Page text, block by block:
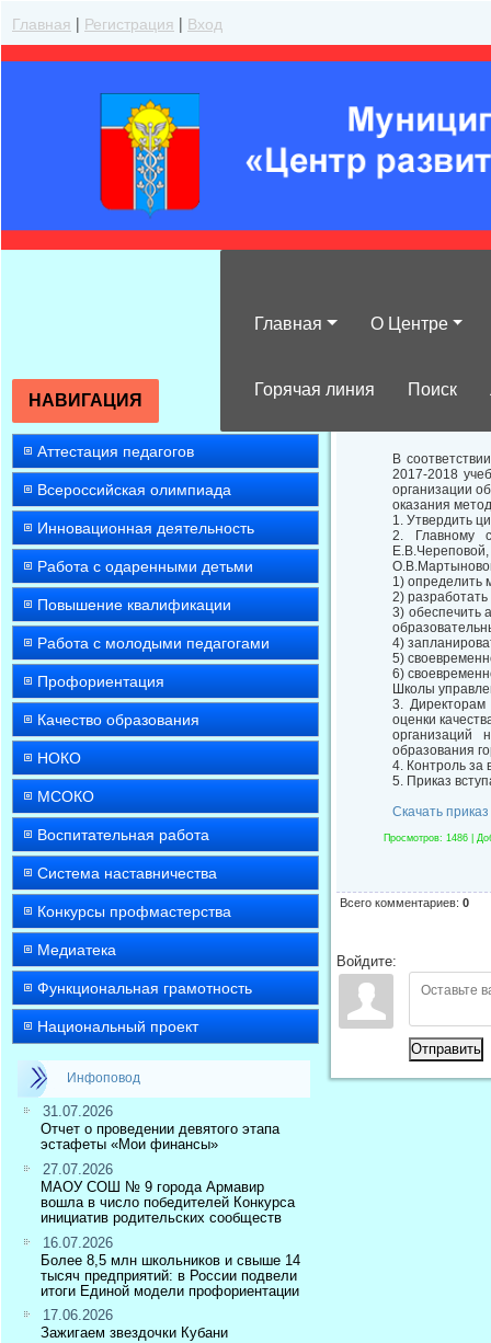
Главная | Регистрация | Вход
Главная О Центре
Горячая линия Поиск
НАВИГАЦИЯ
Аттестация педагогов
Всероссийская олимпиада
Инновационная деятельность
Работа с одаренными детьми
Повышение квалификации
Работа с молодыми педагогами
Профориентация
Качество образования
НОКО
МСОКО
Воспитательная работа
Система наставничества
Конкурсы профмастерства
Медиатека
Функциональная грамотность
Национальный проект
Инфоповод
31.07.2026
Отчет о проведении девятого этапа
эстафеты «Мои финансы»
27.07.2026
МАОУ СОШ № 9 города Армавир
вошла в число победителей Конкурса
инициатив родительских сообществ
16.07.2026
Более 8,5 млн школьников и свыше 14
тысяч предприятий: в России подвели
итоги Единой модели профориентации
17.06.2026
Зажигаем звездочки Кубани
организациях
В
2017-2018
организации
оказания
1. Утвердить
2. Главному
1) определить
2)
3) обеспечить
4)
5)
6)
Школы
3. Директорам
оценки
организаций
образования
4. Контроль за
5. Приказ
Скачать
Просмотров: 1486 |
Всего комментариев: 0
Войдите:
Отправить